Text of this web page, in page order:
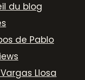
du blog
de Pablo
Llosa